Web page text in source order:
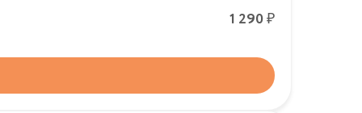
1 290 Р